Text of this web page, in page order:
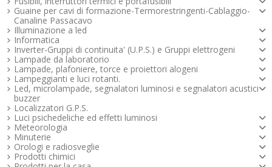
Guaine per cavi di formazione-Termorestringenti-Cablaggio-
Canaline Passacavo
Illuminazione a led
Informatica
Inverter-Gruppi di continuita' (U.P.S.) e Gruppi elettrogeni
Lampade da laboratorio
Lampade, plafoniere, torce e proiettori alogeni
Lampeggianti e luci rotanti.
Led, microlampade, segnalatori luminosi e segnalatori acustici -
buzzer
Localizzatori G.P.S.
Luci psichedeliche ed effetti luminosi
Meteorologia
Minuterie
Orologi e radiosveglie
Prodotti chimici